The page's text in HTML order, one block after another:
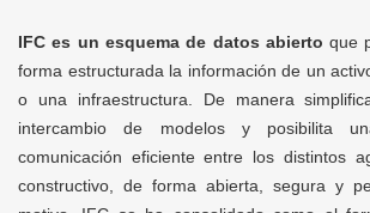
IFC es un esquema de datos abierto que
forma estructurada la información de un
o una infraestructura. De manera
intercambio de modelos y posibilita
comunicación eficiente entre los distintos
constructivo, de forma abierta, segura y